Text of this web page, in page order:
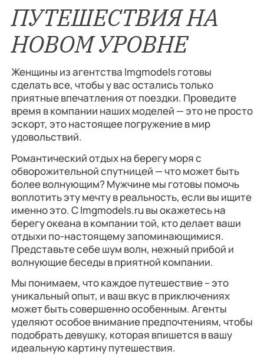
ПУТЕШЕСТВИЯ НА
НОВОМ УРОВНЕ
Женщины из агентства Imgmodels готовы
сделать все, чтобы у вас остались только
приятные впечатления от поездки. Проведите
время в компании наших моделей — это не просто
эскорт, это настоящее погружение в мир
удовольствий.
Романтический отдых на берегу моря с
обворожительной спутницей — что может быть
более волнующим? Мужчине мы готовы помочь
воплотить эту мечту в реальность, если вы ищите
именно это. С Imgmodels.ru вы окажетесь на
берегу океана в компании той, кто делает ваши
отдыхи по-настоящему запоминающимися.
Представьте себе шум волн, нежный прибой и
волнующие беседы в приятной компании.
Мы понимаем, что каждое путешествие – это
уникальный опыт, и ваш вкус в приключениях
может быть совершенно особенным. Агенты
уделяют особое внимание предпочтениям, чтобы
подобрать девушку, которая впишется в вашу
идеальную картину путешествия.